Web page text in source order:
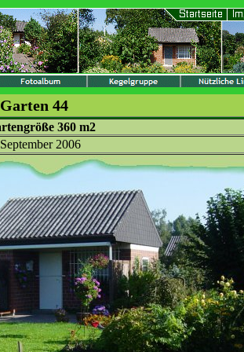
Garten 44
360 m2
September 2006